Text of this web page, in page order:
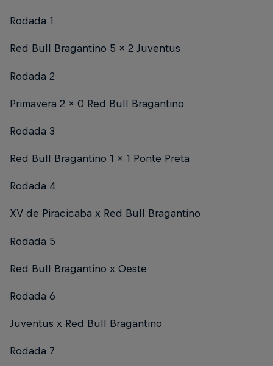
Rodada 1
Red Bull Bragantino 5 x 2 Juventus
Rodada 2
Primavera 2 x 0 Red Bull Bragantino
Rodada 3
Red Bull Bragantino 1 x 1 Ponte Preta
Rodada 4
XV de Piracicaba x Red Bull Bragantino
Rodada 5
Red Bull Bragantino x Oeste
Rodada 6
Juventus x Red Bull Bragantino
Rodada 7